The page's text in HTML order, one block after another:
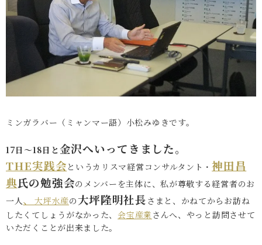
ミンガラバー（ミャンマー語）小松みゆきです。
17日～18日と 金沢へいってきました。
THE実践会 というカリスマ経営コンサルタント・神田昌
典氏の勉強会のメンバーを主体に、私が尊敬する経営者のお
一人 、大坪水産の大坪隆明社長 さまと、かねてからお訪ね
したくてしょうがなかった、 会宝産業 さんへ、やっと訪問させて
いただくことが出来ました。